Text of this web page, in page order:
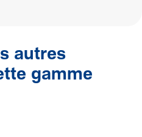
autres
gamme